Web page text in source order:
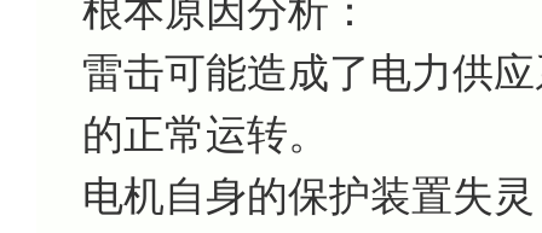
根本原因分析：
雷击可能造成了电力供
的正常运转。
电机自身的保护装置失